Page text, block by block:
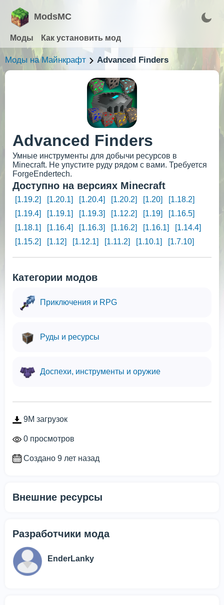
ModsMC
Моды Как установить мод
Моды на Майнкрафт Advanced Finders
Advanced Finders
Умные инструменты для добычи ресурсов в
Minecraft. Не упустите руду рядом с вами. Требуется
ForgeEndertech.
Доступно на версиях Minecraft
[1.19.2] [1.20.1] [1.20.4] [1.20.2] [1.20]
[1.18.2]
[1.19.4]
[1.19.1] [1.19.3] [1.12.2] [1.19]
[1.16.5]
[1.18.1]
[1.16.4] [1.16.3] [1.16.2] [1.16.1]
[1.14.4]
[1.15.2]
[1.12] [1.12.1] [1.11.2] [1.10.1] [1.7.10]
Категории модов
Приключения и RPG
Руды и ресурсы
Доспехи, инструменты и оружие
9M загрузок
0 просмотров
Создано 9 лет назад
Внешние ресурсы
Разработчики мода
EnderLanky